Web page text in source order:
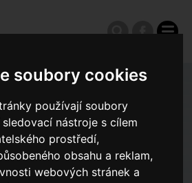
soubory cookies
používají soubory
nástroje s cílem
prostředí,
obsahu a reklam,
webových stránek a
zprávy